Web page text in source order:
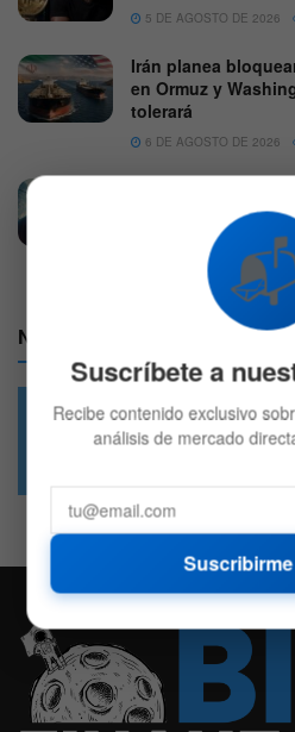
5 DE AGOSTO DE 2026
Irán planea
en Ormuz y
tolerará
6 DE AGOSTO DE 2026
reportes corporativos
6 DE AGOSTO DE 2026
Nuestras Redes:
49.6k 4.7k
Suscríbete a
Recibe contenido exclusivo
análisis de mercado